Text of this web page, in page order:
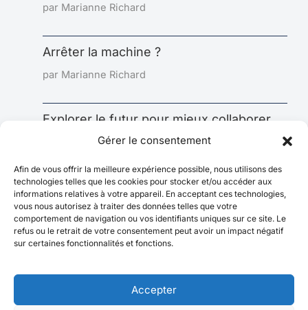
Gérer le consentement
Afin de vous offrir la meilleure expérience possible, nous utilisons des
technologies telles que les cookies pour stocker et/ou accéder aux
informations relatives à votre appareil. En acceptant ces technologies,
vous nous autorisez à traiter des données telles que votre
comportement de navigation ou vos identifiants uniques sur ce site. Le
refus ou le retrait de votre consentement peut avoir un impact négatif
sur certaines fonctionnalités et fonctions.
Accepter
par Marianne Richard
Arrêter la machine ?
par Marianne Richard
Explorer le futur pour mieux collaborer
aujourd’hui : l’impact sous-estimé de la
par Marianne Richard